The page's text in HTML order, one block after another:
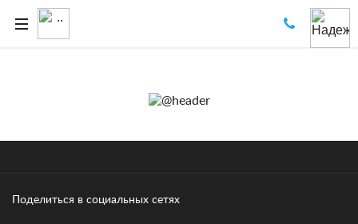
Поделиться в социальных сетях